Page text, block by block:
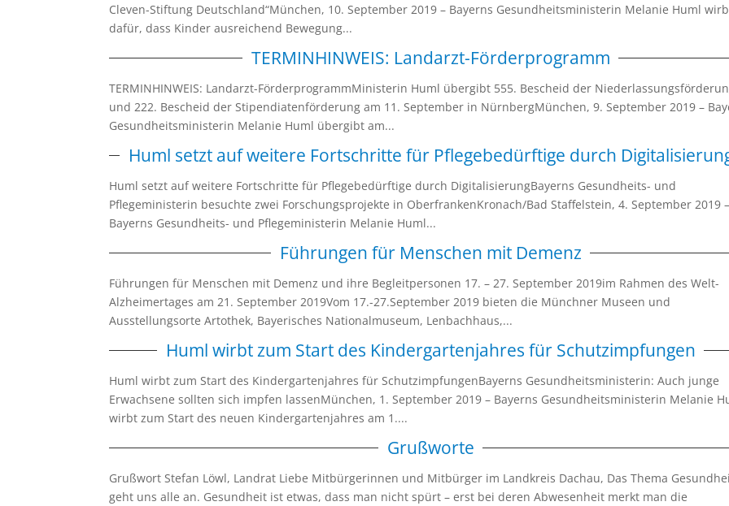
Cleven-Stiftung Deutschland“München, 10. September 2019 – Bayerns Gesundheitsministerin Melanie Huml
dafür, dass Kinder ausreichend Bewegung...
TERMINHINWEIS: Landarzt-Förderprogramm
TERMINHINWEIS: Landarzt-FörderprogrammMinisterin Huml übergibt 555. Bescheid der
und 222. Bescheid der Stipendiatenförderung am 11. September in NürnbergMünchen, 9. September 2019 –
Gesundheitsministerin Melanie Huml übergibt am...
Huml setzt auf weitere Fortschritte für Pflegebedürftige durch
Huml setzt auf weitere Fortschritte für Pflegebedürftige durch DigitalisierungBayerns Gesundheits- und
Pflegeministerin besuchte zwei Forschungsprojekte in OberfrankenKronach/Bad Staffelstein, 4. September 2019 –
Bayerns Gesundheits- und Pflegeministerin Melanie Huml...
Führungen für Menschen mit Demenz
Führungen für Menschen mit Demenz und ihre Begleitpersonen 17. – 27. September 2019im Rahmen des Welt-
Alzheimertages am 21. September 2019Vom 17.-27.September 2019 bieten die Münchner Museen und
Ausstellungsorte Artothek, Bayerisches Nationalmuseum, Lenbachhaus,...
Huml wirbt zum Start des Kindergartenjahres für Schutzimpfungen
Huml wirbt zum Start des Kindergartenjahres für SchutzimpfungenBayerns Gesundheitsministerin: Auch junge
Erwachsene sollten sich impfen lassenMünchen, 1. September 2019 – Bayerns Gesundheitsministerin Melanie
wirbt zum Start des neuen Kindergartenjahres am 1....
Grußworte
Grußwort Stefan Löwl, Landrat Liebe Mitbürgerinnen und Mitbürger im Landkreis Dachau, Das Thema
geht uns alle an. Gesundheit ist etwas, dass man nicht spürt – erst bei deren Abwesenheit merkt man die